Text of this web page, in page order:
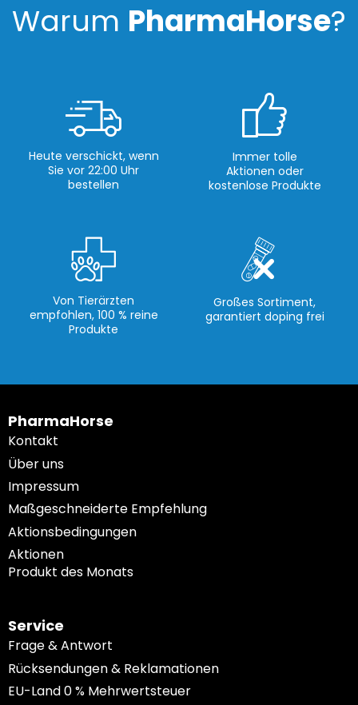
Warum PharmaHorse?
Heute verschickt, wenn
Sie vor 22:00 Uhr
bestellen
Immer tolle
Aktionen oder
kostenlose Produkte
Von Tierärzten
empfohlen, 100 % reine
Produkte
Großes Sortiment,
garantiert doping frei
PharmaHorse
Kontakt
Über uns
Impressum
Maßgeschneiderte Empfehlung
Aktionsbedingungen
Aktionen
Produkt des Monats
Service
Frage & Antwort
Rücksendungen & Reklamationen
EU-Land 0 % Mehrwertsteuer